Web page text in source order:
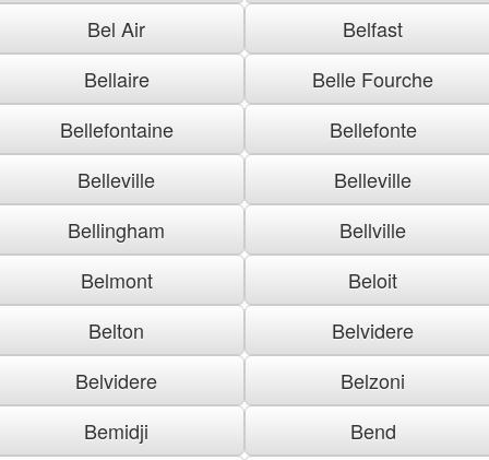
Bel Air
Belfast
Bellaire
Belle Fourche
Bellefontaine
Bellefonte
Belleville
Belleville
Bellingham
Bellville
Belmont
Beloit
Belton
Belvidere
Belvidere
Belzoni
Bemidji
Bend